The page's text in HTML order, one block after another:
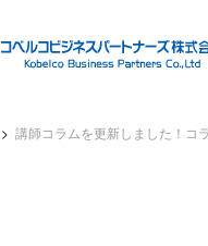
講師コラムを更新しました！コ